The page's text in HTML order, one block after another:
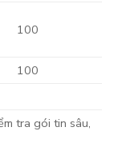
100
100
tra gói tin sâu,